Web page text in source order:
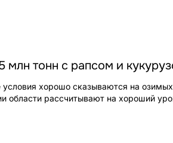
млн тонн с рапсом и
хорошо сказываются на
области рассчитывают на хороший